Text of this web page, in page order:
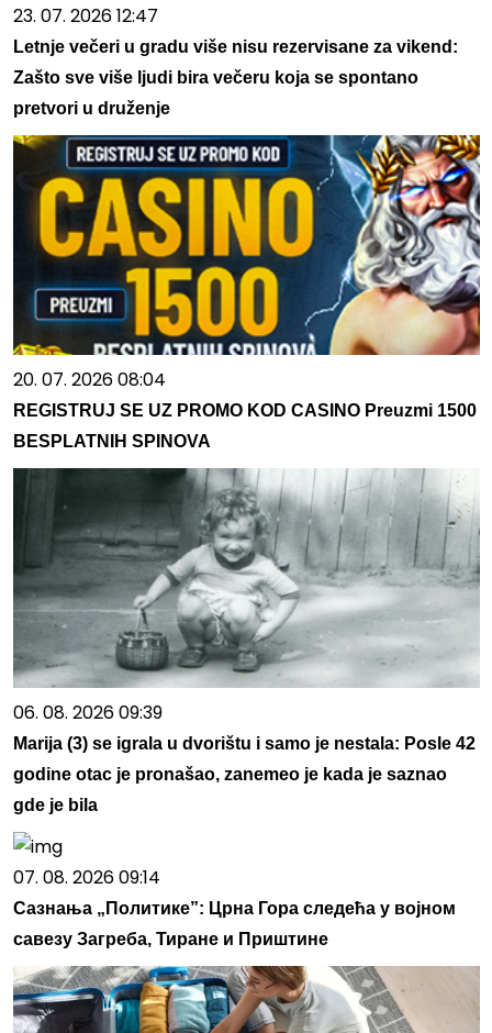
23. 07. 2026 12:47
Letnje večeri u gradu više nisu rezervisane za vikend:
Zašto sve više ljudi bira večeru koja se spontano
pretvori u druženje
20. 07. 2026 08:04
REGISTRUJ SE UZ PROMO KOD CASINO Preuzmi 1500
BESPLATNIH SPINOVA
06. 08. 2026 09:39
Marija (3) se igrala u dvorištu i samo je nestala: Posle 42
godine otac je pronašao, zanemeo je kada je saznao
gde je bila
07. 08. 2026 09:14
Сазнања „Политике”: Црна Гора следећа у војном
савезу Загреба, Тиране и Приштине